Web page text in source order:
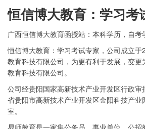
恒信博大教育：学习考
广西恒信博大教育函授站：本科学历，自考
恒信博大教育：学习考试专家，公司成立
教育科技有限公司，为更有利于发展，变
教育科技有限公司。
公司经贵阳国家高新技术产业开发区行政审
省贵阳市高新技术产业开发区金阳科技产
室。
易师教育是一家集公务员、事业单位、公